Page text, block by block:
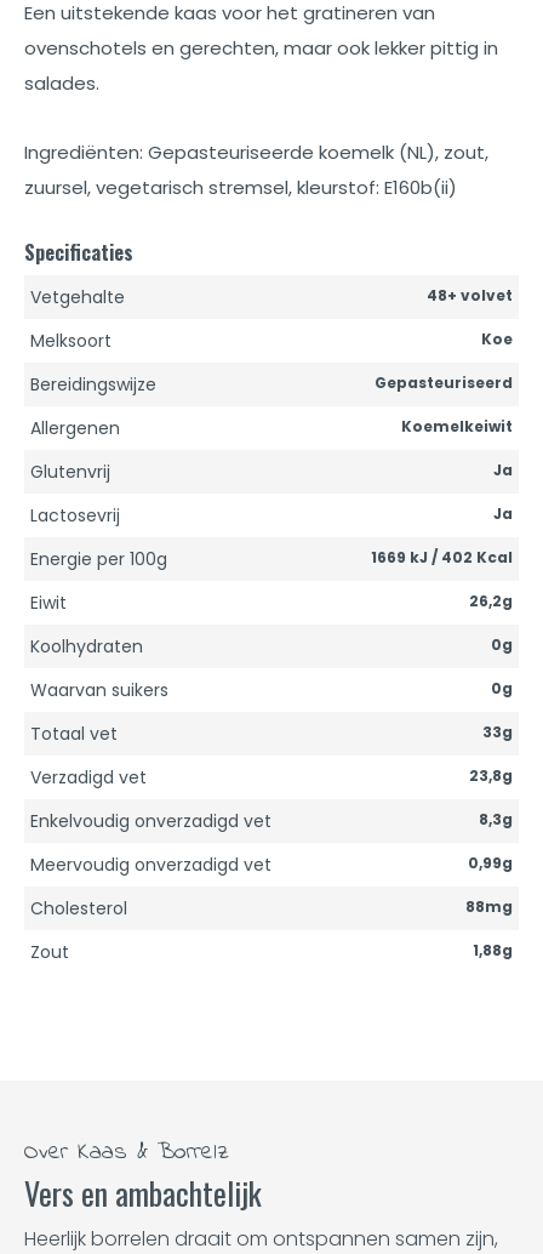
Een uitstekende kaas voor het gratineren van
ovenschotels en gerechten, maar ook lekker pittig in
salades.
Ingrediënten: Gepasteuriseerde koemelk (NL), zout,
zuursel, vegetarisch stremsel, kleurstof: E160b(ii)
Specificaties
Vetgehalte 48+ volvet
Melksoort Koe
Bereidingswijze Gepasteuriseerd
Allergenen Koemelkeiwit
Glutenvrij Ja
Lactosevrij Ja
Energie per 100g 1669 kJ / 402 Kcal
Eiwit 26,2g
Koolhydraten 0g
Waarvan suikers 0g
Totaal vet 33g
Verzadigd vet 23,8g
Enkelvoudig onverzadigd vet 8,3g
Meervoudig onverzadigd vet 0,99g
Cholesterol 88mg
Zout 1,88g
Over Kaas & Borrelz
Vers en ambachtelijk
Heerlijk borrelen draait om ontspannen samen zijn,